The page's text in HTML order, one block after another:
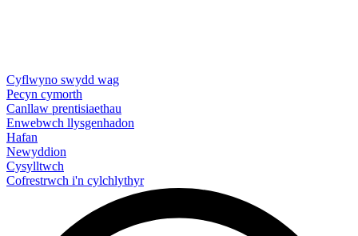
Cyflwyno swydd wag
Pecyn cymorth
Canllaw prentisiaethau
Enwebwch llysgenhadon
Hafan
Newyddion
Cysylltwch
Cofrestrwch i'n cylchlythyr